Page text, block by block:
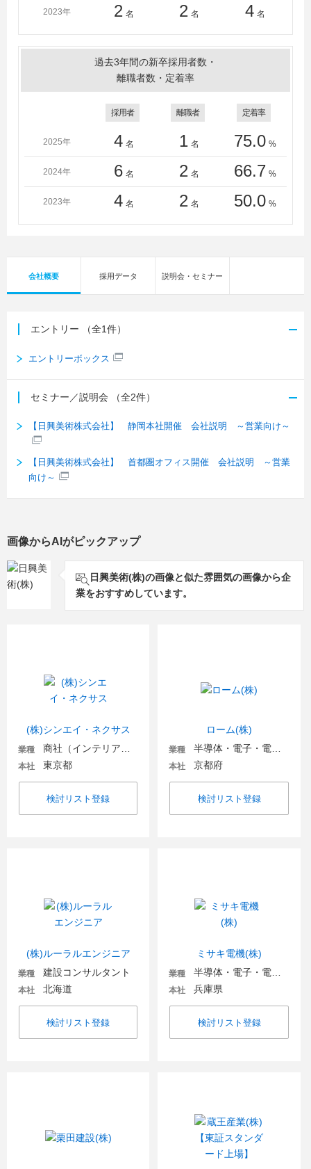
2023年 2 名 2 名 4 名
過去3年間の新卒採用者数・
離職者数・定着率
採用者 離職者 定着率
2025年 4 名 1 名 75.0 %
2024年 6 名 2 名 66.7 %
2023年 4 名 2 名 50.0 %
会社概要 採用データ 説明会・セミナー
エントリー （全1件）
エントリーボックス
セミナー／説明会 （全2件）
【日興美術株式会社】 静岡本社開催 会社説明 ～営業向け～
【日興美術株式会社】 首都圏オフィス開催 会社説明 ～営業
向け～
画像からAIがピックアップ
日興美術(株)の画像と似た雰囲気の画像から企
業をおすすめしています。
(株)シンエイ・ネクサス
業種
本社 東京都
検討リスト登録
ローム(株)
業種
本社 京都府
検討リスト登録
(株)ルーラルエンジニア
業種 建設コンサルタント
本社 北海道
検討リスト登録
ミサキ電機(株)
業種
本社 兵庫県
検討リスト登録